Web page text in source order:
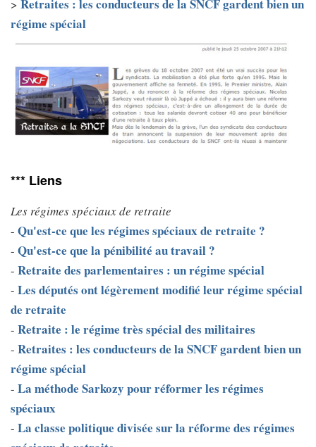
> Retraites : les conducteurs de la SNCF gardent bien un
régime spécial
*** Liens
Les régimes spéciaux de retraite
- Qu'est-ce que les régimes spéciaux de retraite ?
- Qu'est-ce que la pénibilité au travail ?
- Retraite des parlementaires : un régime spécial
- Les députés ont légèrement modifié leur régime spécial
de retraite
- Retraite : le régime très spécial des militaires
- Retraites : les conducteurs de la SNCF gardent bien un
régime spécial
- La méthode Sarkozy pour réformer les régimes
spéciaux
- La classe politique divisée sur la réforme des régimes